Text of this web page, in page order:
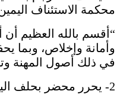
محكمة الاستئناف اليمين
“أقسم بالله العظيم
وأمانة وإخلاص، وبما
في ذلك أصول المهنة
2- يحرر محضر بحلف اليمين يودع بملف المترجم.